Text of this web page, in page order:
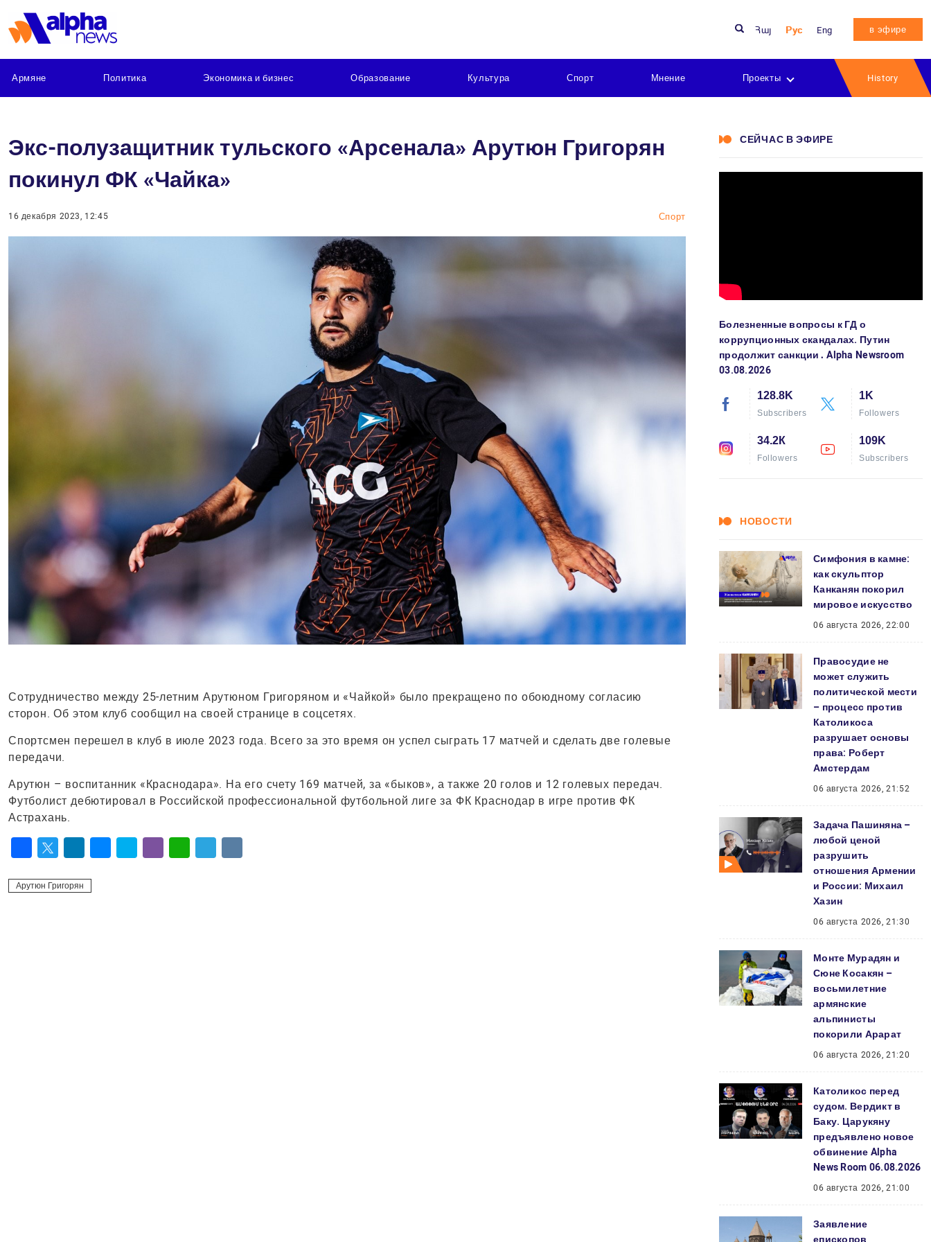
Հայ Рус Eng в эфире
Армяне Политика Экономика и бизнес Образование Культура Спорт Мнение Проекты History
Экс-полузащитник тульского «Арсенала» Арутюн Григорян
покинул ФК «Чайка»
16 декабря 2023, 12:45 Спорт
Сотрудничество между 25-летним Арутюном Григоряном и «Чайкой» было прекращено по обоюдному согласию
сторон. Об этом клуб сообщил на своей странице в соцсетях.
Спортсмен перешел в клуб в июле 2023 года. Всего за это время он успел сыграть 17 матчей и сделать две голевые
передачи.
Арутюн – воспитанник «Краснодара». На его счету 169 матчей, за «быков», а также 20 голов и 12 голевых передач.
Футболист дебютировал в Российской профессиональной футбольной лиге за ФК Краснодар в игре против ФК
Астрахань.
Арутюн Григорян
СЕЙЧАС В ЭФИРЕ
Болезненные вопросы к ГД о
коррупционных скандалах. Путин
продолжит санкции․ Alpha Newsroom
03.08.2026
128.8K
Subscribers
1K
Followers
34.2К
Followers
109K
Subscribers
НОВОСТИ
Симфония в камне:
как скульптор
Канканян покорил
мировое искусство
06 августа 2026, 22:00
Правосудие не
может служить
политической мести
– процесс против
Католикоса
разрушает основы
права: Роберт
Амстердам
06 августа 2026, 21:52
Задача Пашиняна –
любой ценой
разрушить
отношения Армении
и России: Михаил
Хазин
06 августа 2026, 21:30
Монте Мурадян и
Сюне Косакян –
восьмилетние
армянские
альпинисты
покорили Арарат
06 августа 2026, 21:20
Католикос перед
судом. Вердикт в
Баку. Царукяну
предъявлено новое
обвинение Alpha
News Room 06.08.2026
06 августа 2026, 21:00
Заявление
епископов